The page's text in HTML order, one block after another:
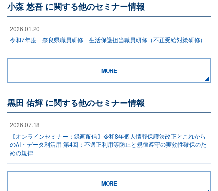
小森 悠吾 に関する他のセミナー情報
2026.01.20
令和7年度 奈良県職員研修 生活保護担当職員研修（不正受給対策研修）
MORE
黒田 佑輝 に関する他のセミナー情報
2026.07.18
【オンラインセミナー：録画配信】令和8年個人情報保護法改正とこれから
のAI・データ利活用 第4回：不適正利用等防止と規律遵守の実効性確保のた
めの規律
MORE